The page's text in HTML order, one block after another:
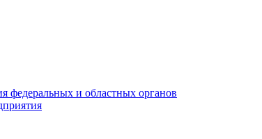
федеральных и областных органов